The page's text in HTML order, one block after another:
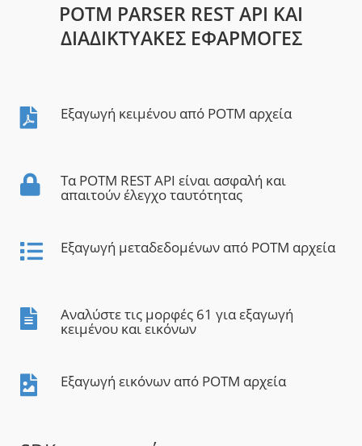
POTM PARSER REST API ΚΑΙ
ΔΙΑΔΙΚΤΥΑΚΈΣ ΕΦΑΡΜΟΓΈΣ
Εξαγωγή κειμένου από POTM αρχεία
Τα POTM REST API είναι ασφαλή και
απαιτούν έλεγχο ταυτότητας
Εξαγωγή μεταδεδομένων από POTM αρχεία
Αναλύστε τις μορφές 61 για εξαγωγή
κειμένου και εικόνων
Εξαγωγή εικόνων από POTM αρχεία